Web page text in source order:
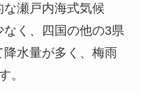
な瀬戸内海式気候
く、四国の他の3県
降水量が多く、梅雨
。